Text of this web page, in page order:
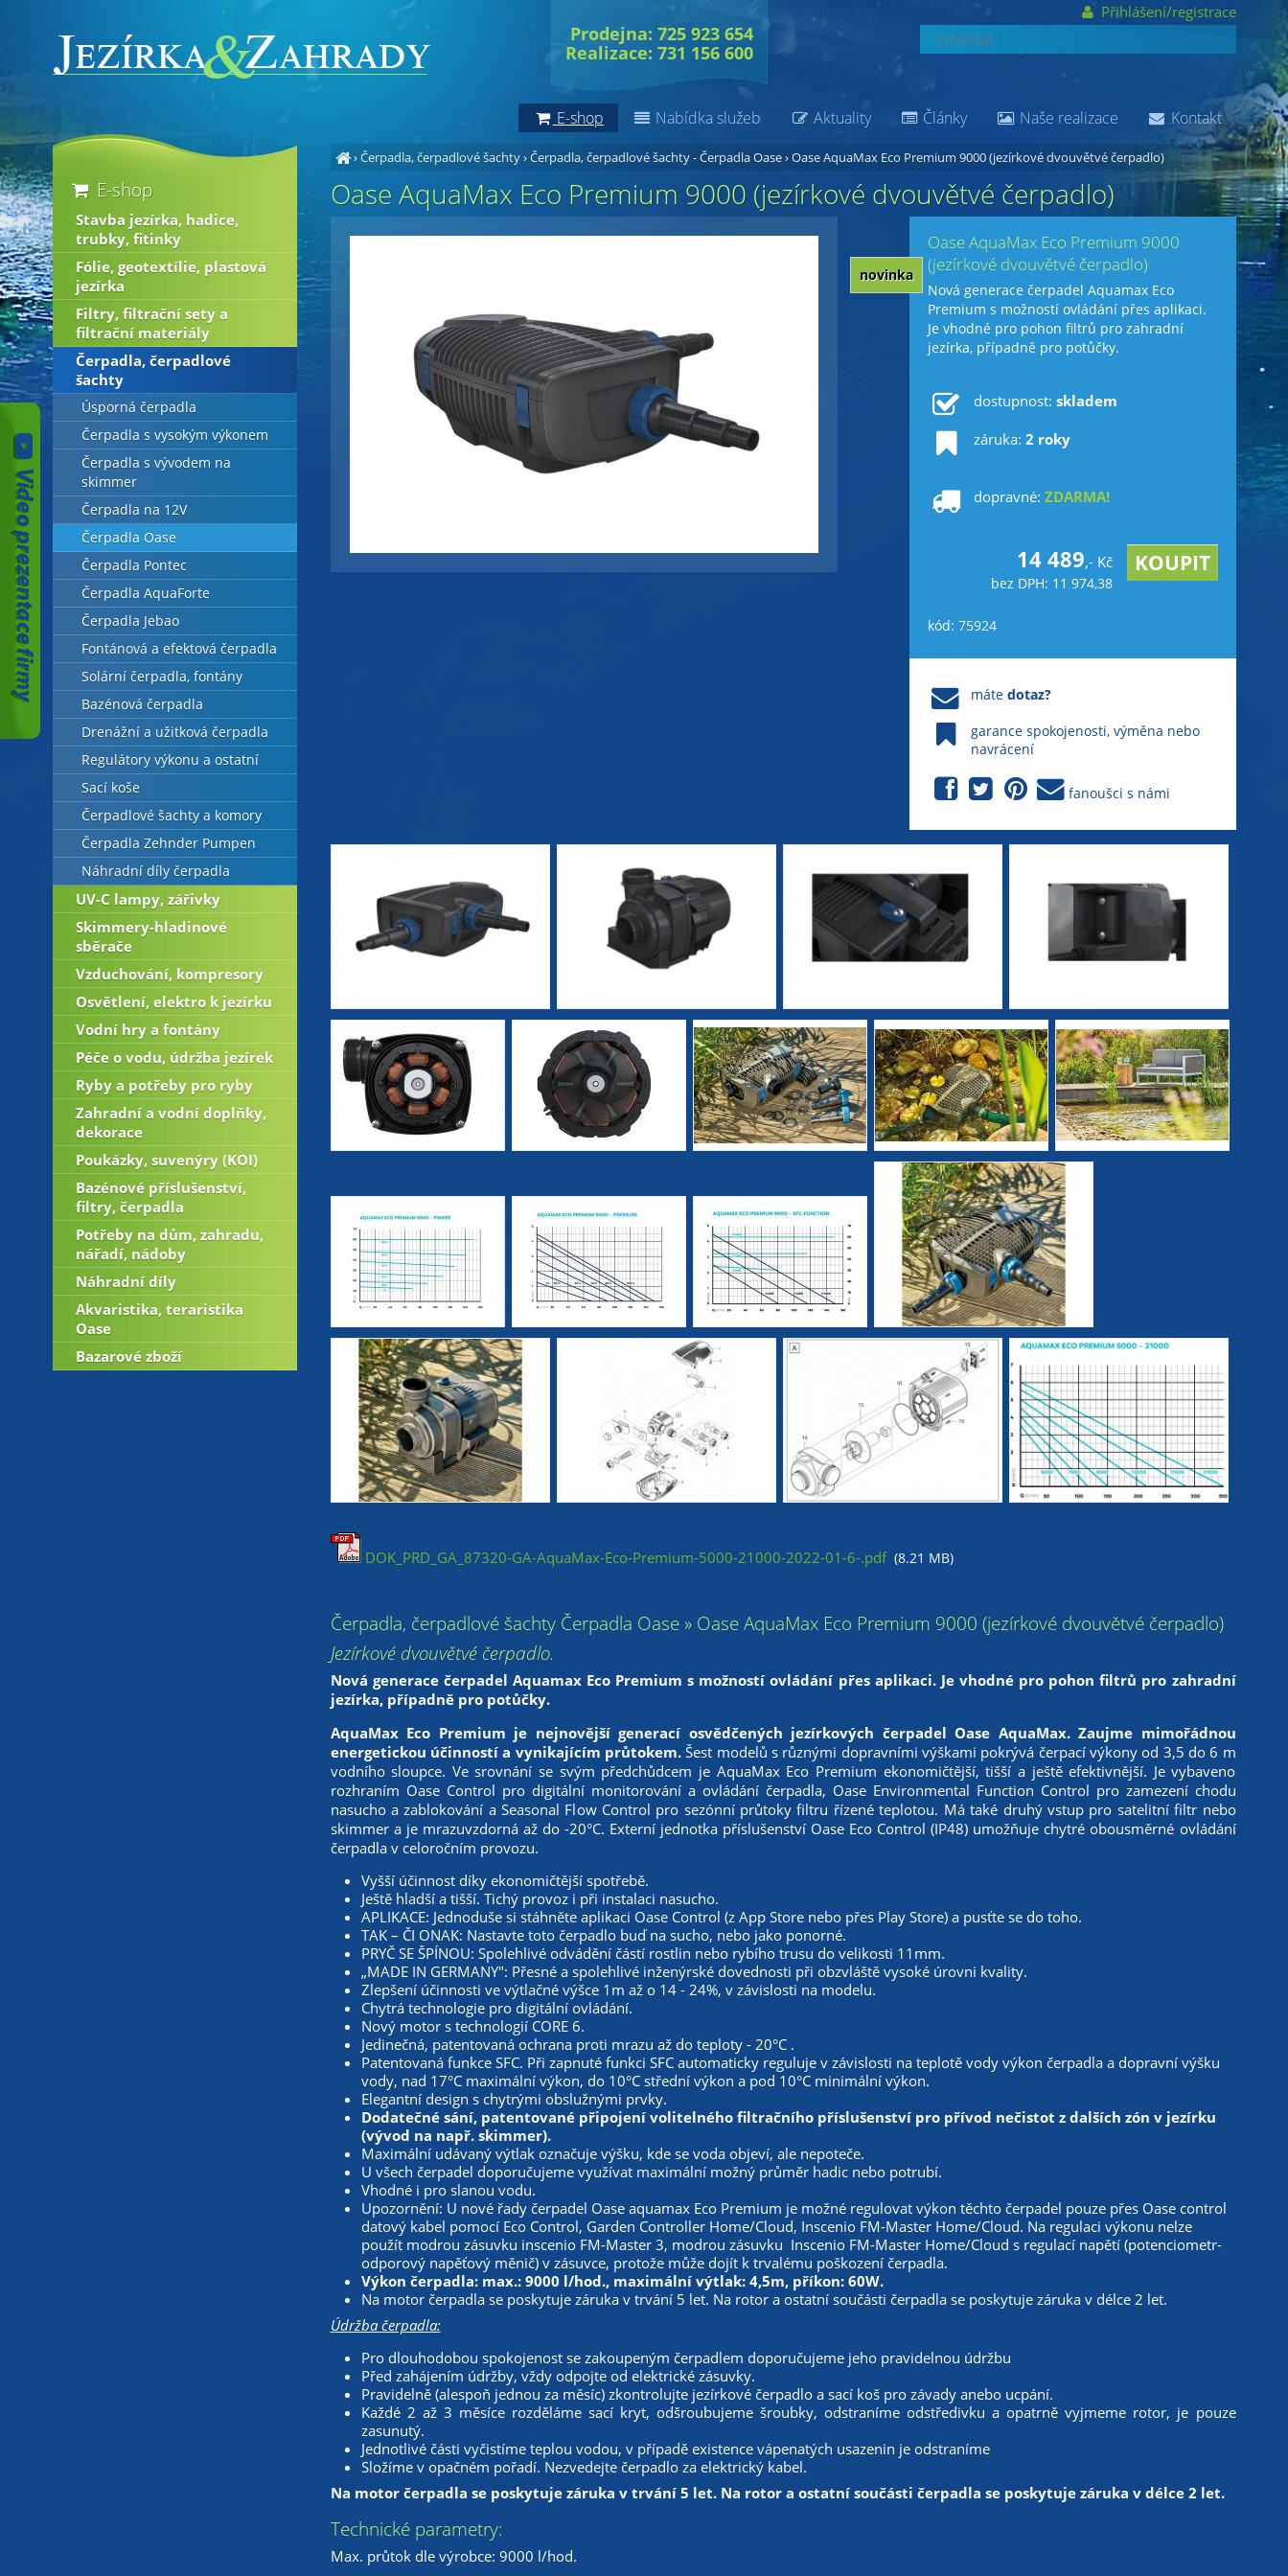
›Čerpadla, čerpadlové šachty›Čerpadla, čerpadlové šachty - Čerpadla Oase›Oase AquaMax Eco Premium 9000 (jezírkové dvouvětvé čerpadlo)
Oase AquaMax Eco Premium 9000 (jezírkové dvouvětvé čerpadlo)
Oase AquaMax Eco Premium 9000
(jezírkové dvouvětvé čerpadlo)
Nová generace čerpadel Aquamax Eco
Premium s možností ovládání přes aplikaci.
Je vhodné pro pohon filtrů pro zahradní
jezírka, případně pro potůčky.
novinka
dostupnost: skladem
záruka: 2 roky
dopravné: ZDARMA!
14 489,- Kč
bez DPH: 11 974,38
kód: 75924
mátedotaz?
garance spokojenosti, výměna nebo
navrácení
fanoušci s námi
DOK_PRD_GA_87320-GA-AquaMax-Eco-Premium-5000-21000-2022-01-6-.pdf (8.21 MB)
Čerpadla, čerpadlové šachty Čerpadla Oase » Oase AquaMax Eco Premium 9000 (jezírkové dvouvětvé čerpadlo)
Jezírkové dvouvětvé čerpadlo.
Nová generace čerpadel Aquamax Eco Premium s možností ovládání přes aplikaci. Je vhodné pro pohon filtrů pro zahradní
jezírka, případně pro potůčky.
AquaMax Eco Premium je nejnovější generací osvědčených jezírkových čerpadel Oase AquaMax. Zaujme mimořádnou
energetickou účinností a vynikajícím průtokem.Šest modelů s různými dopravními výškami pokrývá čerpací výkony od 3,5 do 6 m
vodního sloupce. Ve srovnání se svým předchůdcem je AquaMax Eco Premium ekonomičtější, tišší a ještě efektivnější. Je vybaveno
rozhraním Oase Control pro digitální monitorování a ovládání čerpadla, Oase Environmental Function Control pro zamezení chodu
nasucho a zablokování a Seasonal Flow Control pro sezónní průtoky filtru řízené teplotou. Má také druhý vstup pro satelitní filtr nebo
skimmer a je mrazuvzdorná až do -20°C. Externí jednotka příslušenství Oase Eco Control (IP48) umožňuje chytré obousměrné ovládání
čerpadla v celoročním provozu.
Vyšší účinnost díky ekonomičtější spotřebě.
Ještě hladší a tišší. Tichý provoz i při instalaci nasucho.
APLIKACE: Jednoduše si stáhněte aplikaci Oase Control (z App Store nebo přes Play Store) a pusťte se do toho.
TAK – ČI ONAK: Nastavte toto čerpadlo buď na sucho, nebo jako ponorné.
PRYČ SE ŠPÍNOU: Spolehlivé odvádění částí rostlin nebo rybího trusu do velikosti 11mm.
„MADE IN GERMANY": Přesné a spolehlivé inženýrské dovednosti při obzvláště vysoké úrovni kvality.
Zlepšení účinnosti ve výtlačné výšce 1m až o 14 - 24%, v závislosti na modelu.
Chytrá technologie pro digitální ovládání.
Nový motor s technologií CORE 6.
Jedinečná, patentovaná ochrana proti mrazu až do teploty - 20°C .
Patentovaná funkce SFC. Při zapnuté funkci SFC automaticky reguluje v závislosti na teplotě vody výkon čerpadla a dopravní výšku
vody, nad 17°C maximální výkon, do 10°C střední výkon a pod 10°C minimální výkon.
Elegantní design s chytrými obslužnými prvky.
Dodatečné sání, patentované připojení volitelného filtračního příslušenství pro přívod nečistot z dalších zón v jezírku
(vývod na např. skimmer).
Maximální udávaný výtlak označuje výšku, kde se voda objeví, ale nepoteče.
U všech čerpadel doporučujeme využívat maximální možný průměr hadic nebo potrubí.
Vhodné i pro slanou vodu.
Upozornění: U nové řady čerpadel Oase aquamax Eco Premium je možné regulovat výkon těchto čerpadel pouze přes Oase control
datový kabel pomocí Eco Control, Garden Controller Home/Cloud, Inscenio FM-Master Home/Cloud. Na regulaci výkonu nelze
použít modrou zásuvku inscenio FM-Master 3, modrou zásuvku Inscenio FM-Master Home/Cloud s regulací napětí (potenciometr-
odporový napěťový měnič) v zásuvce, protože může dojít k trvalému poškození čerpadla.
Výkon čerpadla: max.: 9000 l/hod., maximální výtlak: 4,5m, příkon: 60W.
Na motor čerpadla se poskytuje záruka v trvání 5 let. Na rotor a ostatní součásti čerpadla se poskytuje záruka v délce 2 let.
Údržba čerpadla:
Pro dlouhodobou spokojenost se zakoupeným čerpadlem doporučujeme jeho pravidelnou údržbu
Před zahájením údržby, vždy odpojte od elektrické zásuvky.
Pravidelně (alespoň jednou za měsíc) zkontrolujte jezírkové čerpadlo a sací koš pro závady anebo ucpání.
Každé 2 až 3 měsíce rozděláme sací kryt, odšroubujeme šroubky, odstraníme odstředivku a opatrně vyjmeme rotor, je pouze
zasunutý.
Jednotlivé části vyčistíme teplou vodou, v případě existence vápenatých usazenin je odstraníme
Složíme v opačném pořadí. Nezvedejte čerpadlo za elektrický kabel.
Na motor čerpadla se poskytuje záruka v trvání 5 let. Na rotor a ostatní součásti čerpadla se poskytuje záruka v délce 2 let.
Technické parametry:
Max. průtok dle výrobce: 9000 l/hod.
E-shop
Stavba jezírka, hadice,
trubky, fitinky
Fólie, geotextílie, plastová
jezírka
Filtry, filtrační sety a
filtrační materiály
Čerpadla, čerpadlové
šachty
Úsporná čerpadla
Čerpadla s vysokým výkonem
Čerpadla s vývodem na
skimmer
Čerpadla na 12V
Čerpadla Oase
Čerpadla Pontec
Čerpadla AquaForte
Čerpadla Jebao
Fontánová a efektová čerpadla
Solární čerpadla, fontány
Bazénová čerpadla
Drenážní a užitková čerpadla
Regulátory výkonu a ostatní
Sací koše
Čerpadlové šachty a komory
Čerpadla Zehnder Pumpen
Náhradní díly čerpadla
UV-C lampy, zářivky
Skimmery-hladinové
sběrače
Vzduchování, kompresory
Osvětlení, elektro k jezírku
Vodní hry a fontány
Péče o vodu, údržba jezírek
Ryby a potřeby pro ryby
Zahradní a vodní doplňky,
dekorace
Poukázky, suvenýry (KOI)
Bazénové příslušenství,
filtry, čerpadla
Potřeby na dům, zahradu,
nářadí, nádoby
Náhradní díly
Akvaristika, teraristika
Oase
Bazarové zboží
E-shop Nabídka služeb Aktuality Články Naše realizace Kontakt
Prodejna: 725 923 654
Realizace: 731 156 600
Přihlášení/registrace